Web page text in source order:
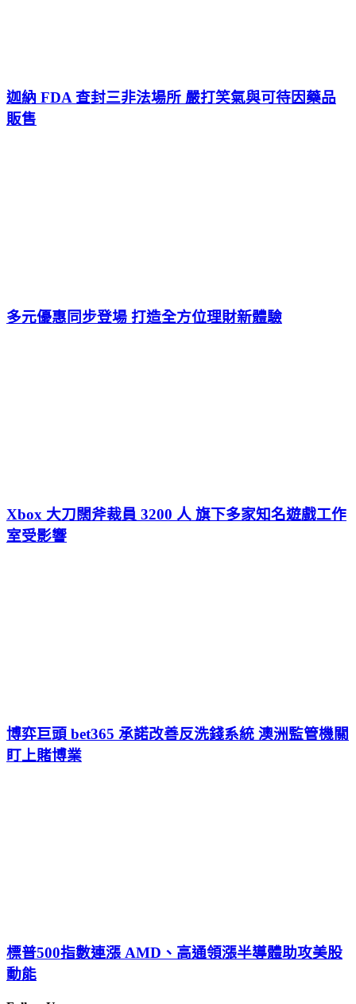
迦納 FDA 查封三非法場所 嚴打笑氣與可待因藥品
販售
多元優惠同步登場 打造全方位理財新體驗
Xbox 大刀闊斧裁員 3200 人 旗下多家知名遊戲工作
室受影響
博弈巨頭 bet365 承諾改善反洗錢系統 澳洲監管機關
盯上賭博業
標普500指數連漲 AMD、高通領漲半導體助攻美股
動能